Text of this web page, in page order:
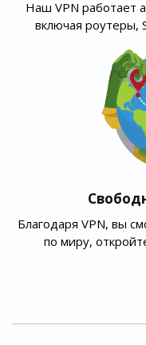
Наш VPN работает
включая роутеры,
Благодаря VPN, вы
по миру,